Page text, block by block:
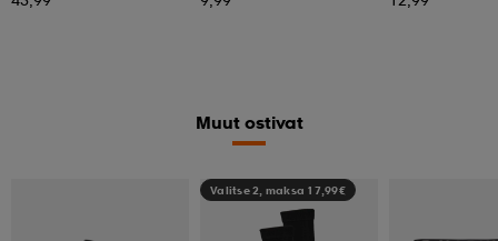
Muut ostivat
Valitse 2, maksa 17,99€